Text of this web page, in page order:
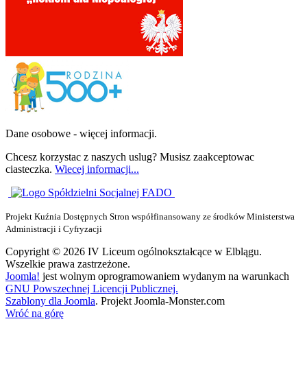
Dane osobowe - więcej informacji.
Chcesz korzystac z naszych uslug? Musisz zaakceptowac
ciasteczka. Wiecej informacji...
Projekt Kuźnia Dostępnych Stron współfinansowany ze środków Ministerstwa
Administracji i Cyfryzacji
Copyright © 2026 IV Liceum ogólnokształcące w Elblągu.
Wszelkie prawa zastrzeżone.
Joomla! jest wolnym oprogramowaniem wydanym na warunkach
GNU Powszechnej Licencji Publicznej.
Szablony dla Joomla. Projekt Joomla-Monster.com
Wróć na górę